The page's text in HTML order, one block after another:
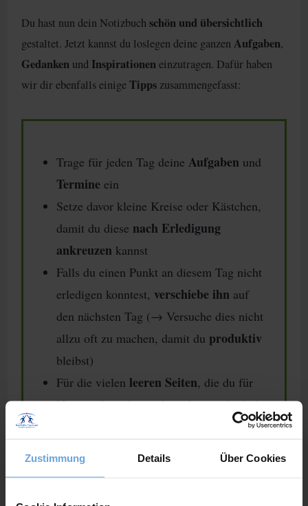
Zustimmung Details Über Cookies
Du hast nun dein Notizbuchschön und übersichtlich
gestaltet. Jetzt kannst du loslegen deine ganzenAufgaben,
Gedanken und Inspirationeneinzutragen. Dafür haben
wir dir ebenfalls einigeTipps zusammengefasst:
Trage für jeden Tag deineAufgaben und
Termine ein
Setze davor kleine Kreise oder Kästchen,
damit du diese nach Erledigung
ankreuzen kannst
Falls du einen Punkt an diesem Tag nicht
erledigen konntest, verschiebe ihn auf
den nächsten Tag (→ Versuche dies nicht
allzu oft zu machen, damit du produktiv
bleibst)
Für die vielen leeren Seiten, die du für
Notizen freigelassen hast, kannst du dich
Mood
Wunschzettel